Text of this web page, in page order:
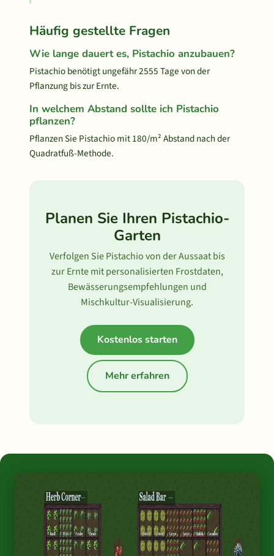
Häufig gestellte Fragen
Wie lange dauert es, Pistachio anzubauen?
Pistachio benötigt ungefähr 2555 Tage von der
Pflanzung bis zur Ernte.
In welchem Abstand sollte ich Pistachio
pflanzen?
Pflanzen Sie Pistachio mit 180/m² Abstand nach der
Quadratfuß-Methode.
Planen Sie Ihren Pistachio-
Garten
Verfolgen Sie Pistachio von der Aussaat bis
zur Ernte mit personalisierten Frostdaten,
Bewässerungsempfehlungen und
Mischkultur-Visualisierung.
Kostenlos starten
Mehr erfahren